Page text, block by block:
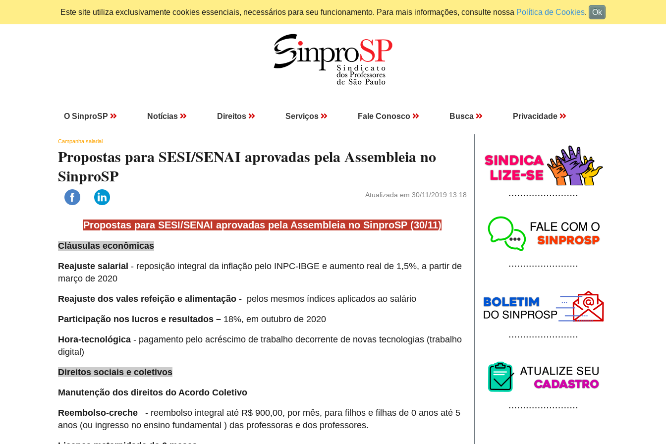
Este site utiliza exclusivamente cookies essenciais, necessários para seu funcionamento. Para mais informações, consulte nossa Política de Cookies. Ok
O SinproSP Notícias Direitos Serviços Fale Conosco Busca Privacidade
Campanha salarial
Propostas para SESI/SENAI aprovadas pela Assembleia no
SinproSP
Atualizada em 30/11/2019 13:18
Propostas para SESI/SENAI aprovadas pela Assembleia no SinproSP (30/11)
Cláusulas econômicas
Reajuste salarial - reposição integral da inflação pelo INPC-IBGE e aumento real de 1,5%, a partir de
março de 2020
Reajuste dos vales refeição e alimentação - pelos mesmos índices aplicados ao salário
Participação nos lucros e resultados – 18%, em outubro de 2020
Hora-tecnológica - pagamento pelo acréscimo de trabalho decorrente de novas tecnologias (trabalho
digital)
Direitos sociais e coletivos
Manutenção dos direitos do Acordo Coletivo
Reembolso-creche - reembolso integral até R$ 900,00, por mês, para filhos e filhas de 0 anos até 5
anos (ou ingresso no ensino fundamental ) das professoras e dos professores.